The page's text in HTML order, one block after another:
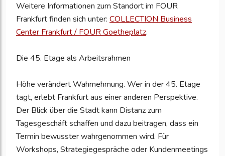
Weitere Informationen zum Standort im FOUR
Frankfurt finden sich unter: COLLECTION Business
Center Frankfurt / FOUR Goetheplatz.
Die 45. Etage als Arbeitsrahmen
Höhe verändert Wahrnehmung. Wer in der 45. Etage
tagt, erlebt Frankfurt aus einer anderen Perspektive.
Der Blick über die Stadt kann Distanz zum
Tagesgeschäft schaffen und dazu beitragen, dass ein
Termin bewusster wahrgenommen wird. Für
Workshops, Strategiegespräche oder Kundenmeetings